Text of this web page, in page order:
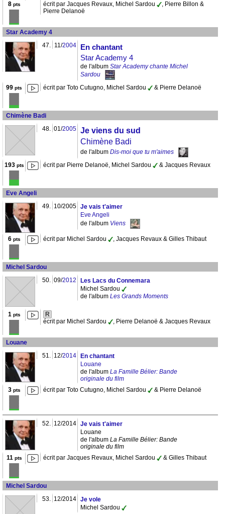
8pts écrit par Jacques Revaux, Michel Sardou
, Pierre Billon &
Pierre Delanoë
Star Academy 4
47. 11/2004
En chantant
Star Academy 4
de l'album Star Academy chante Michel
Sardou
99 pts écrit par Toto Cutugno, Michel Sardou & Pierre Delanoë
Chimène Badi
48. 01/2005 Je viens du sud
Chimène Badi
de l'album Dis-moi que tu m'aimes
193pts écrit par Pierre Delanoë, Michel Sardou & Jacques Revaux
Eve Angeli
49. 10/2005 Je vais t'aimer
Eve Angeli
de l'album Viens
6pts écrit par Michel Sardou , Jacques Revaux & Gilles Thibaut
Michel Sardou
50. 09/2012
Les Lacs du Connemara
Michel Sardou
de l'album Les Grands Moments
1 pts
R
écrit par Michel Sardou
, Pierre Delanoë & Jacques Revaux
Louane
51. 12/2014
En chantant
Louane
de l'album La Famille Bélier: Bande
originale du film
3pts écrit par Toto Cutugno, Michel Sardou & Pierre Delanoë
52. 12/2014 Je vais t'aimer
Louane
de l'album La Famille Bélier: Bande
originale du film
11 pts écrit par Jacques Revaux, Michel Sardou & Gilles Thibaut
Michel Sardou
53. 12/2014 Je vole
Michel Sardou